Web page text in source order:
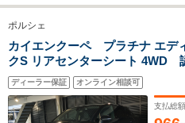
ポルシェ
カイエンクーペ プラチナ エデ
クS リアセンターシート
スポエグ
ディーラー保証 オンライン相談可
支払総額